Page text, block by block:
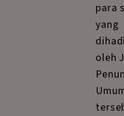
para
yang
oleh